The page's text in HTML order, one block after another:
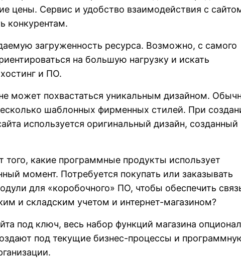
цены. Сервис и удобство взаимодействия с
конкурентам.
загруженность ресурса. Возможно, с самого
на большую нагрузку и искать
и ПО.
может похвастаться уникальным дизайном.
шаблонных фирменных стилей. При
используется оригинальный дизайн, созданный
того, какие программные продукты использует
момент. Потребуется покупать или заказывать
для «коробочного» ПО, чтобы обеспечить
и складским учетом и интернет-магазином?
под ключ, весь набор функций магазина
под текущие бизнес-процессы и